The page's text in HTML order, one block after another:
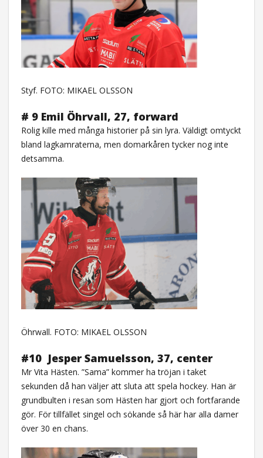
Styf. FOTO: MIKAEL OLSSON
# 9 Emil Öhrvall, 27, forward
Rolig kille med många historier på sin lyra. Väldigt omtyckt
bland lagkamraterna, men domarkåren tycker nog inte
detsamma.
Öhrwall. FOTO: MIKAEL OLSSON
#10 Jesper Samuelsson, 37, center
Mr Vita Hästen. ”Sama” kommer ha tröjan i taket
sekunden då han väljer att sluta att spela hockey. Han är
grundbulten i resan som Hästen har gjort och fortfarande
gör. För tillfället singel och sökande så här har alla damer
över 30 en chans.